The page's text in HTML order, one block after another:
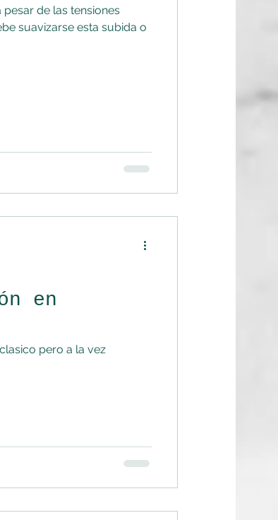
de las tensiones
suavizarse esta subida o
en
pero a la vez